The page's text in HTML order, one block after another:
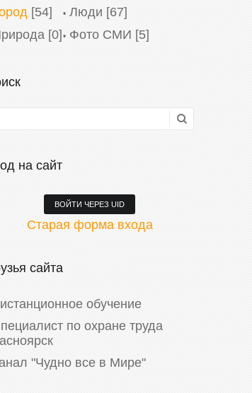
[54] Люди [67]
[0] Фото СМИ [5]
на сайт
ВОЙТИ ЧЕРЕЗ UID
Старая форма входа
сайта
обучение
по охране труда
"Чудно все в Мире"